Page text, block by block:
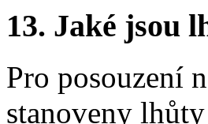
13. Jaké jsou
Pro posouzení
stanoveny